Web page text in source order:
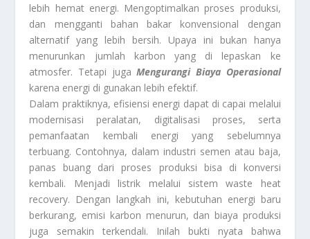
lebih hemat energi. Mengoptimalkan proses produksi,
dan mengganti bahan bakar konvensional dengan
alternatif yang lebih bersih. Upaya ini bukan hanya
menurunkan jumlah karbon yang di lepaskan ke
atmosfer. Tetapi jugaMengurangi Biaya Operasional
karena energi di gunakan lebih efektif.
Dalam praktiknya, efisiensi energi dapat di capai melalui
modernisasi peralatan, digitalisasi proses, serta
pemanfaatan kembali energi yang sebelumnya
terbuang. Contohnya, dalam industri semen atau baja,
panas buang dari proses produksi bisa di konversi
kembali. Menjadi listrik melalui sistem waste heat
recovery. Dengan langkah ini, kebutuhan energi baru
berkurang, emisi karbon menurun, dan biaya produksi
juga semakin terkendali. Inilah bukti nyata bahwa